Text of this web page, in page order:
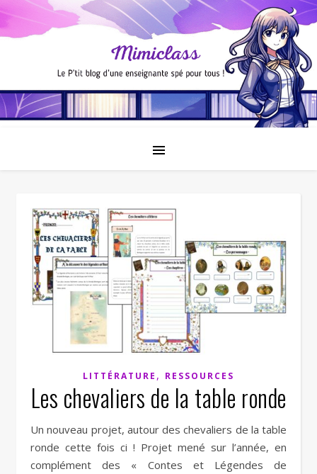
LITTÉRATURE , RESSOURCES
Les chevaliers de la table ronde
Un nouveau projet, autour des chevaliers de la table
ronde cette fois ci ! Projet mené sur l’année, en
complément des « Contes et Légendes de